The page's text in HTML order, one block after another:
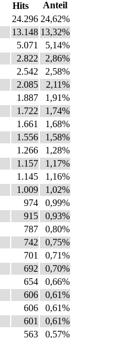
Hits
Anteil
24.296 24,62%
13.148 13,32%
5.071
5,14%
2.822
2,86%
2.542
2,58%
2.085
2,11%
1.887
1,91%
1.722
1,74%
1.661
1,68%
1.556
1,58%
1.266
1,28%
1.157
1,17%
1.145
1,16%
1.009
1,02%
974
0,99%
915
0,93%
787
0,80%
742
0,75%
701
0,71%
692
0,70%
654
0,66%
606
0,61%
606
0,61%
601
0,61%
563 0,57%